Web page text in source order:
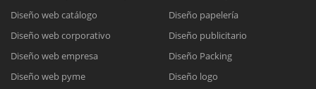
Diseño web catálogo
Diseño web corporativo
Diseño web empresa
Diseño web pyme
Diseño papelería
Diseño publicitario
Diseño Packing
Diseño logo